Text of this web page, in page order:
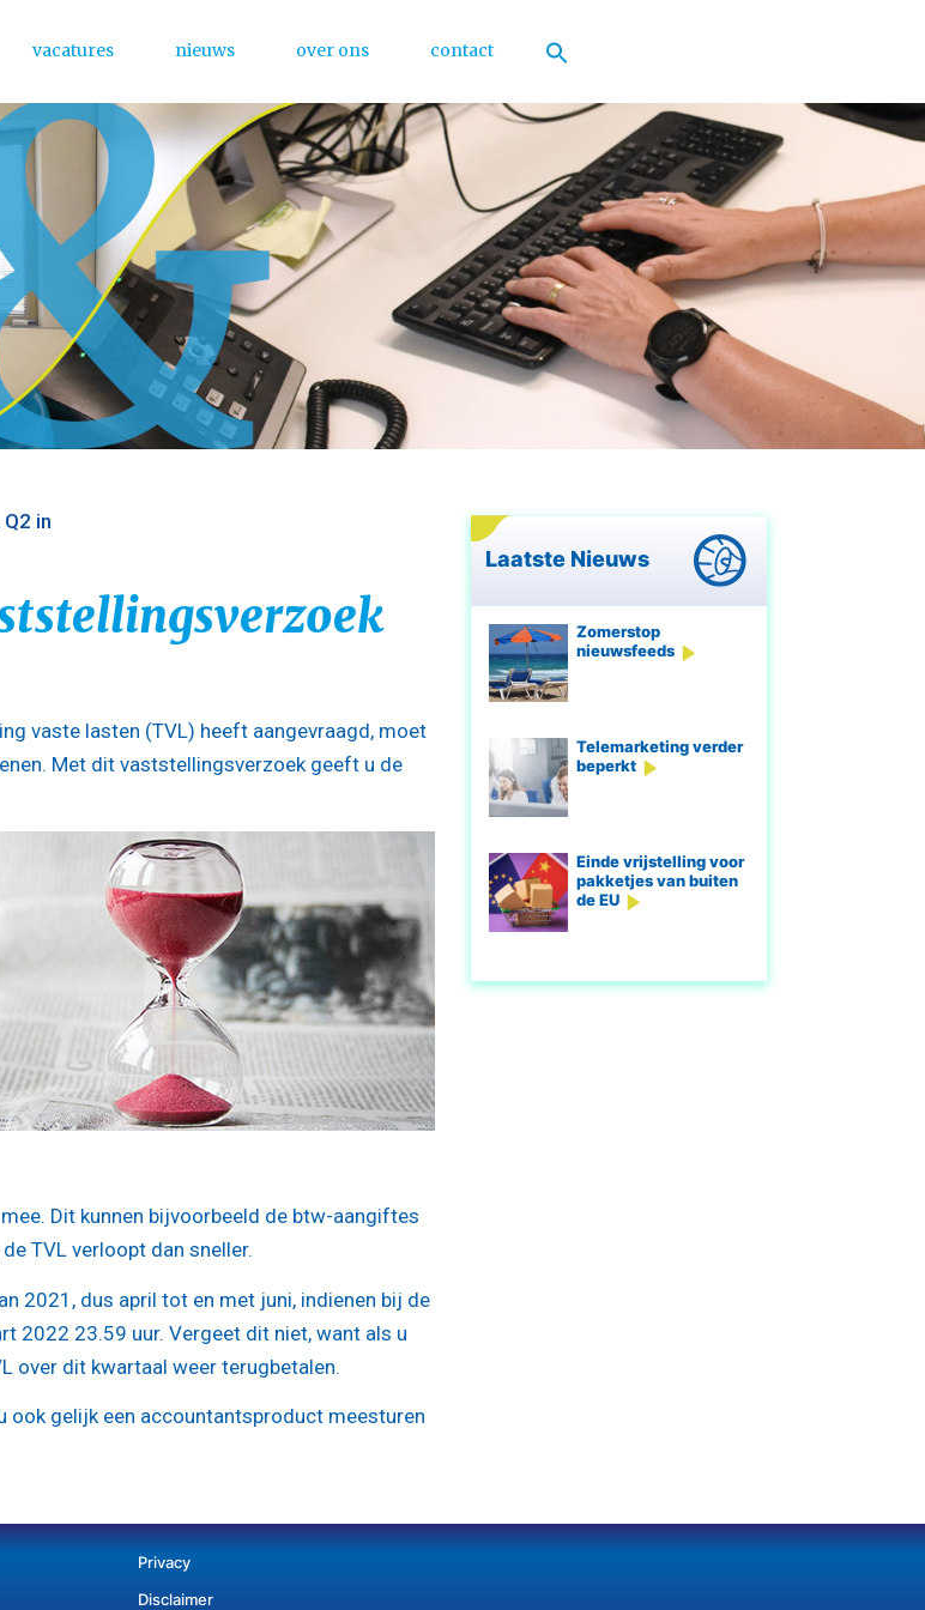
vacatures nieuws over ons contact
in
vaste lasten (TVL) heeft aangevraagd, moet
Met dit vaststellingsverzoek geeft u de
Dit kunnen bijvoorbeeld de btw-aangiftes
TVL verloopt dan sneller.
2021, dus april tot en met juni, indienen bij de
2022 23.59 uur. Vergeet dit niet, want als u
over dit kwartaal weer terugbetalen.
ook gelijk een accountantsproduct meesturen
Laatste Nieuws
Zomerstop
nieuwsfeeds
Telemarketing verder
beperkt
Einde vrijstelling voor
pakketjes van buiten
de EU
Privacy
Disclaimer